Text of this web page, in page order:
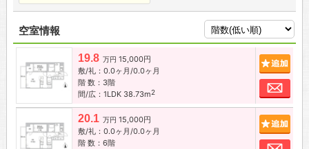
空室情報
19.8 万円 15,000円
敷/礼：0.0ヶ月/0.0ヶ月
階 数：3階
間/広：1LDK 38.73m2
お
20.1 万円 15,000円
敷/礼：0.0ヶ月/0.0ヶ月
階 数：6階
お